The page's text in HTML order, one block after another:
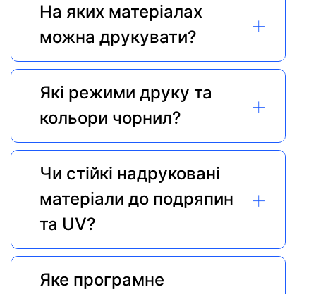
На яких матеріалах
можна друкувати?
+
Які режими друку та
кольори чорнил?
+
Чи стійкі надруковані
матеріали до подряпин
та UV?
+
Яке програмне